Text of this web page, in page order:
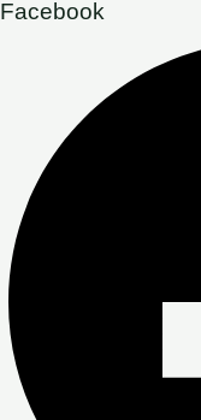
Facebook